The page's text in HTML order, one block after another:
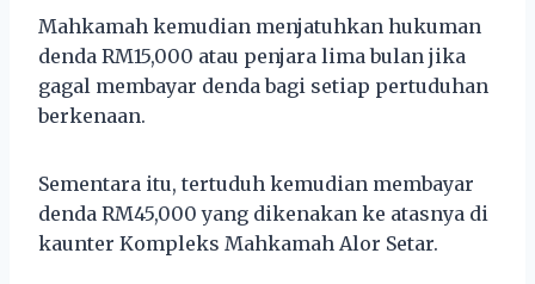
Mahkamah kemudian menjatuhkan hukuman
denda RM15,000 atau penjara lima bulan jika
gagal membayar denda bagi setiap pertuduhan
berkenaan.
Sementara itu, tertuduh kemudian membayar
denda RM45,000 yang dikenakan ke atasnya di
kaunter Kompleks Mahkamah Alor Setar.